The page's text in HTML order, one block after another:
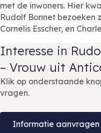
met de inwoners. Hier
Rudolf Bonnet bezoeken
Cornelis Esscher, en
Interesse in
– Vrouw uit
Klik op onderstaande
vragen.
Informatie aanvragen